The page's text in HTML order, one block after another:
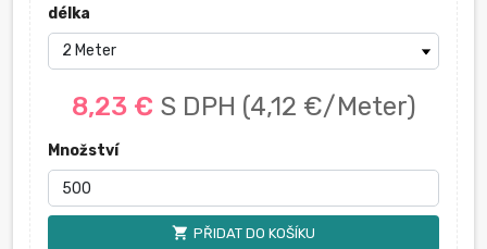
délka
8,23 € S DPH (4,12 €/Meter)
Množství
shopping_cart PŘIDAT DO KOŠÍKU